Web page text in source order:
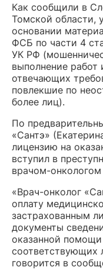
Как сообщили в
Томской области,
основании
ФСБ по части 4
УК РФ
выполнение работ
отвечающих
повлекшие по
более лиц).
По
«Сантэ»
лицензию на
вступил в
врачом-
«Врач-онколог
оплату
застрахованным
документы
оказанной помощи
соответствующих
говорится в